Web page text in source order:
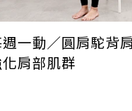
一動／圓肩駝背
肩部肌群